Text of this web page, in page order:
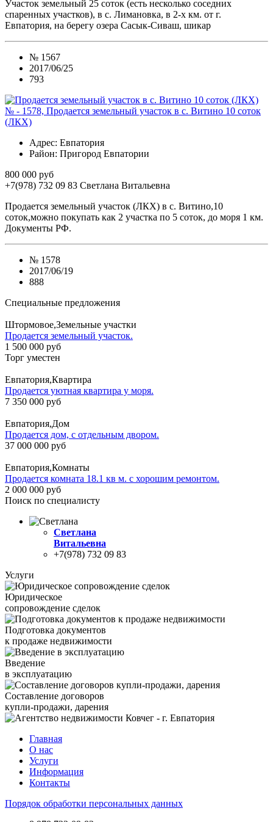
Участок земельный 25 соток (есть несколько соседних
спаренных участков), в с. Лимановка, в 2-х км. от г.
Евпатория, на берегу озера Сасык-Сиваш, шикар
№ 1567
2017/06/25
793
№ - 1578, Продается земельный участок в с. Витино 10 соток
(ЛКХ)
Адрес: Евпатория
Район: Пригород Евпатории
800 000 руб
+7(978) 732 09 83 Cветлана Витальевна
Продается земельный участок (ЛКХ) в с. Витино,10
соток,можно покупать как 2 участка по 5 соток, до моря 1 км.
Документы РФ.
№ 1578
2017/06/19
888
Специальные предложения
Штормовое,Земельные участки
Продается земельный участок.
1 500 000 руб
Торг уместен
Евпатория,Квартира
Продается уютная квартира у моря.
7 350 000 руб
Евпатория,Дом
Продается дом, с отдельным двором.
37 000 000 руб
Евпатория,Комнаты
Продается комната 18.1 кв м. с хорошим ремонтом.
2 000 000 руб
Поиск по специалисту
Светлана
Витальевна
+7(978) 732 09 83
Услуги
Юридическое
сопровождение сделок
Подготовка документов
к продаже недвижимости
Введение
в эксплуатацию
Составление договоров
купли-продажи, дарения
Главная
О нас
Услуги
Информация
Контакты
Порядок обработки персональных данных